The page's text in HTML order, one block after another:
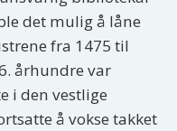
det mulig å låne
fra 1475 til
århundre var
i den vestlige
å vokse takket